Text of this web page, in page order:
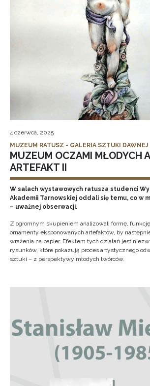
4 czerwca, 2025
MUZEUM RATUSZ - GALERIA SZTUKI DAWNEJ
MUZEUM OCZAMI MŁODYCH
ARTEFAKT II
W salach wystawowych ratusza studenci
Akademii Tarnowskiej oddali się temu, co w
– uważnej obserwacji.
Z ogromnym skupieniem analizowali formę,
ornamenty eksponowanych artefaktów, by
wrażenia na papier. Efektem tych działań jest
rysunków, które pokazują proces artystycznego
sztuki – z perspektywy młodych twórców.